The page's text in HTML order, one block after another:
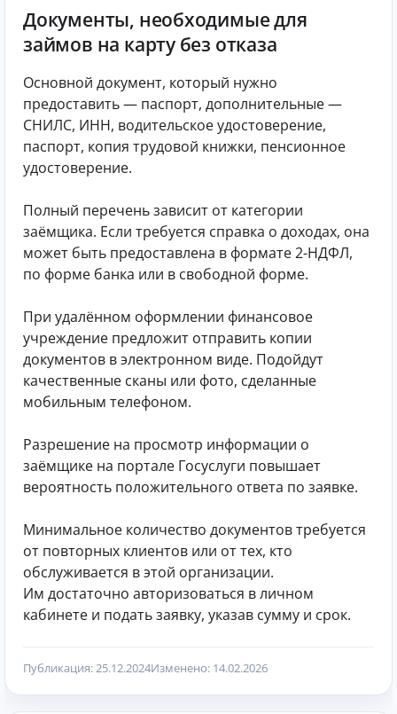
Документы, необходимые для
займов на карту без отказа
Основной документ, который нужно
предоставить — паспорт, дополнительные —
СНИЛС, ИНН, водительское удостоверение,
паспорт, копия трудовой книжки, пенсионное
удостоверение.
Полный перечень зависит от категории
заёмщика. Если требуется справка о доходах, она
может быть предоставлена в формате 2-НДФЛ,
по форме банка или в свободной форме.
При удалённом оформлении финансовое
учреждение предложит отправить копии
документов в электронном виде. Подойдут
качественные сканы или фото, сделанные
мобильным телефоном.
Разрешение на просмотр информации о
заёмщике на портале Госуслуги повышает
вероятность положительного ответа по заявке.
Минимальное количество документов требуется
от повторных клиентов или от тех, кто
обслуживается в этой организации.
Им достаточно авторизоваться в личном
кабинете и подать заявку, указав сумму и срок.
Публикация: 25.12.2024Изменено: 14.02.2026